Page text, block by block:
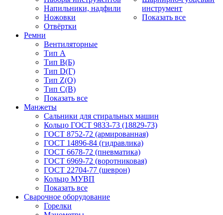
Напильники, надфили
Ножовки
Отвёртки
инструмент
Показать все
Ремни
Вентиляторные
Тип A
Тип B(Б)
Тип D(Г)
Тип Z(O)
Тип С(В)
Показать все
Манжеты
Сальники для стиральных машин
Кольцо ГОСТ 9833-73 (18829-73)
ГОСТ 8752-72 (армированная)
ГОСТ 14896-84 (гидравлика)
ГОСТ 6678-72 (пневматика)
ГОСТ 6969-72 (воротниковая)
ГОСТ 22704-77 (шеврон)
Кольцо МУВП
Показать все
Сварочное оборудование
Горелки